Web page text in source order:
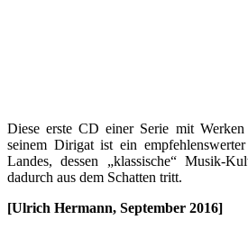
Diese erste CD einer Serie mit
seinem Dirigat ist ein
Landes, dessen „klassische“ Musik-
dadurch aus dem Schatten tritt.
[Ulrich Hermann, September 2016]